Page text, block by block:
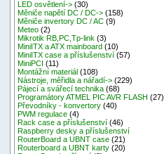
LED osvětlení-> (30)
Měniče napětí DC / DC-> (158)
Měniče invertory DC / AC (9)
Meteo (2)
Mikrotik RB,PC,Tp-link (3)
MiniITX a ATX mainboard (10)
MiniITX case a příslušenství (57)
MiniPCI (11)
Montážní materiál (108)
Nástroje, měřidla a nářadí-> (229)
Pájecí a svářecí technika (68)
Programátory ATMEL PIC AVR FLASH (27)
Převodníky - konvertory (40)
PWM regulace (4)
Rack case a příslušenství (46)
Raspberry desky a příslušenství
RouterBoard a UBNT case (21)
Routerboard a UBNT karty (20)